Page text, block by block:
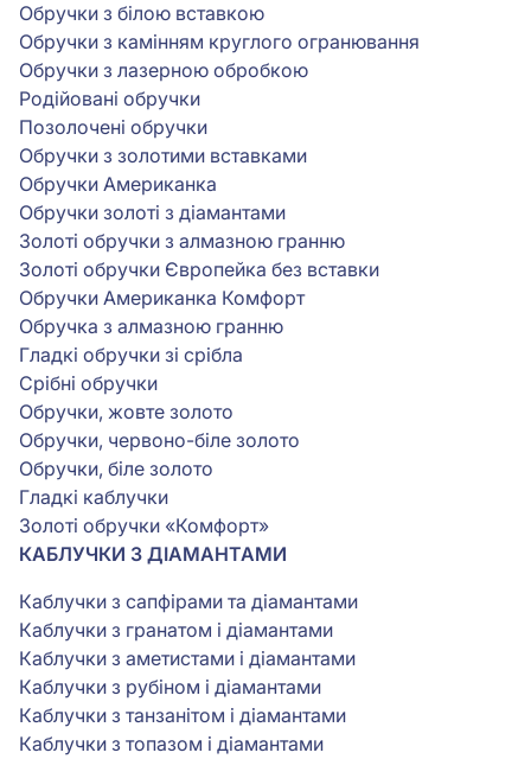
Обручки з білою вставкою
Обручки з камінням круглого огранювання
Обручки з лазерною обробкою
Родійовані обручки
Позолочені обручки
Обручки з золотими вставками
Обручки Американка
Обручки золоті з діамантами
Золоті обручки з алмазною гранню
Золоті обручки Європейка без вставки
Обручки Американка Комфорт
Обручка з алмазною гранню
Гладкі обручки зі срібла
Срібні обручки
Обручки, жовте золото
Обручки, червоно-біле золото
Обручки, біле золото
Гладкі каблучки
Золоті обручки «Комфорт»
КАБЛУЧКИ З ДІАМАНТАМИ
Каблучки з сапфірами та діамантами
Каблучки з гранатом і діамантами
Каблучки з аметистами і діамантами
Каблучки з рубіном і діамантами
Каблучки з танзанітом і діамантами
Каблучки з топазом і діамантами